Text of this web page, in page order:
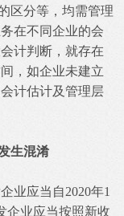
区分等，均需管理
在不同企业的会
计判断，就存在
，如企业未建立
计估计及管理层
生混淆
业应当自2020年1
企业应当按照新收